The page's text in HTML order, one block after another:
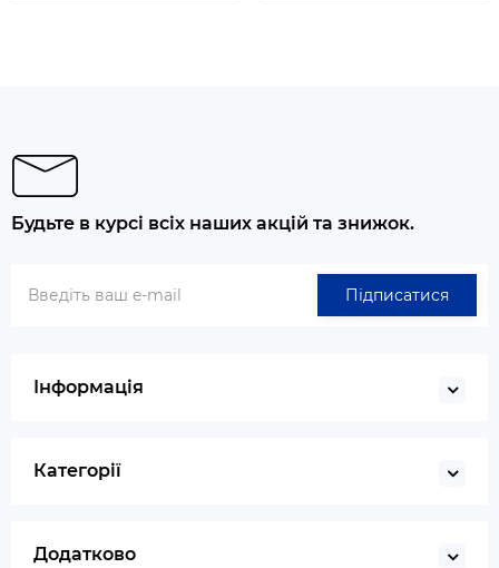
Будьте в курсі всіх наших акцій та знижок.
Підписатися
Інформація
Категорії
Додатково